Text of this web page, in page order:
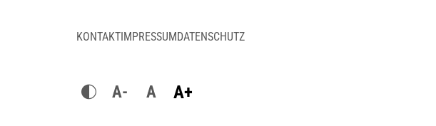
KONTAKTIMPRESSUMDATENSCHUTZ
A- A A+